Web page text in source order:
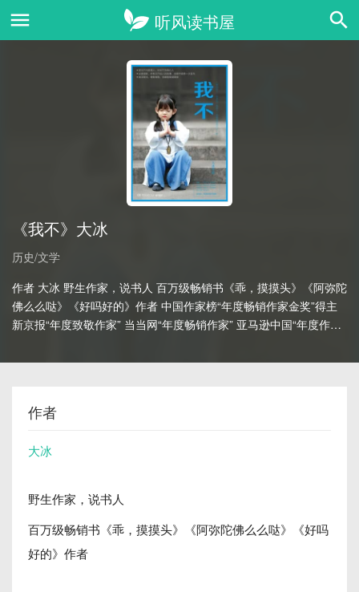
《我不》大冰
历史/文学
作者 大冰 野生作家，说书人 百万级畅销书《乖，摸摸头》《阿弥陀
佛么么哒》《好吗好的》作者 中国作家榜“年度畅销作家金奖”得主
新京报“年度致敬作家” 当当网“年度畅销作家” 亚马逊中国“年度作家
作者
大冰
野生作家，说书人
百万级畅销书《乖，摸摸头》《阿弥陀佛么么哒》《好吗
好的》作者